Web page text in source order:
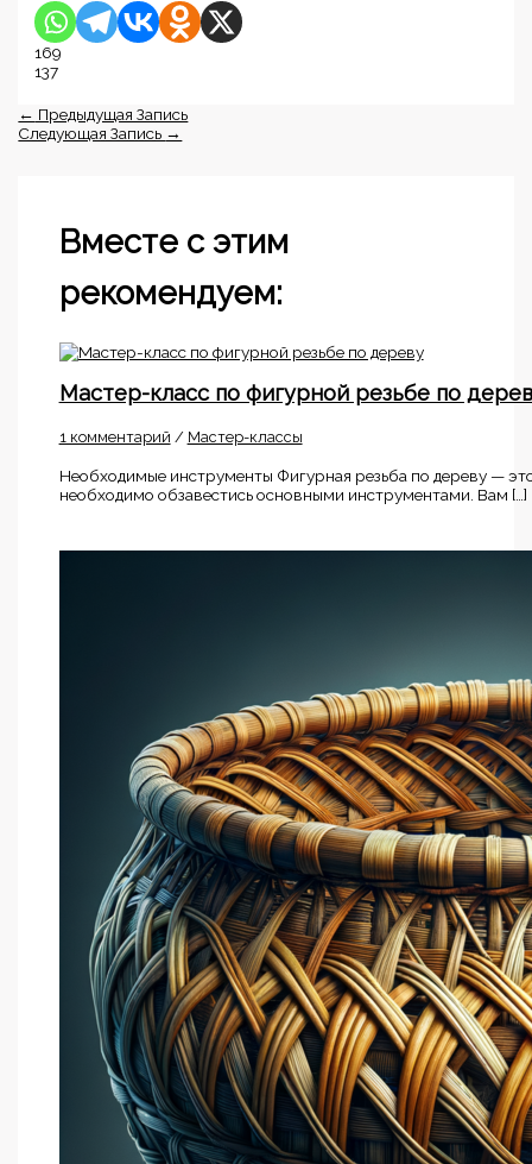
169
137
← Предыдущая Запись
Следующая Запись →
Вместе с этим
рекомендуем:
Мастер-класс по фигурной резьбе по
1 комментарий / Мастер-классы
Необходимые инструменты Фигурная резьба по дереву —
необходимо обзавестись основными инструментами. Вам […]